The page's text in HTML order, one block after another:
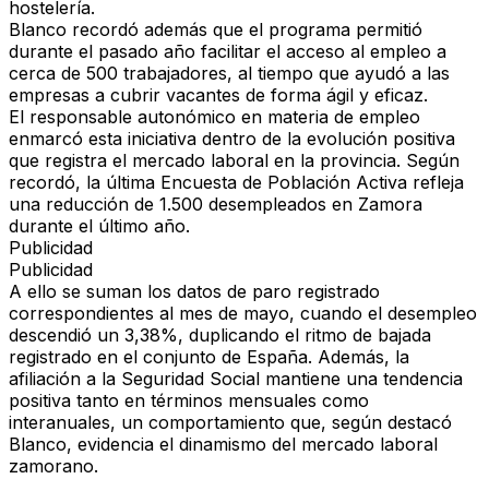
hostelería.
Blanco recordó además que el programa permitió
durante el pasado año facilitar el acceso al empleo a
cerca de 500 trabajadores, al tiempo que ayudó a las
empresas a cubrir vacantes de forma ágil y eficaz.
El responsable autonómico en materia de empleo
enmarcó esta iniciativa dentro de la evolución positiva
que registra el mercado laboral en la provincia. Según
recordó, la última Encuesta de Población Activa refleja
una reducción de 1.500 desempleados en Zamora
durante el último año.
Publicidad
Publicidad
A ello se suman los datos de paro registrado
correspondientes al mes de mayo, cuando el desempleo
descendió un 3,38%, duplicando el ritmo de bajada
registrado en el conjunto de España. Además, la
afiliación a la Seguridad Social mantiene una tendencia
positiva tanto en términos mensuales como
interanuales, un comportamiento que, según destacó
Blanco, evidencia el dinamismo del mercado laboral
zamorano.